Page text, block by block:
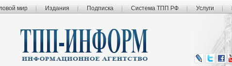
мир Издания Подписка Система ТПП РФ Услуги